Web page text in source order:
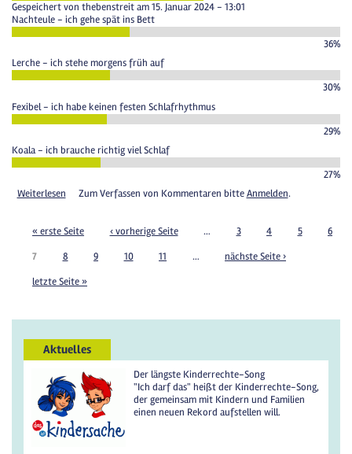
Gespeichert von thebenstreitam 15. Januar 2024 - 13:01
Nachteule - ich gehe spät ins Bett
36%
Lerche - ich stehe morgens früh auf
30%
Fexibel - ich habe keinen festen Schlafrhythmus
29%
Koala - ich brauche richtig viel Schlaf
27%
Weiterlesen
Zum Verfassen von Kommentaren bitteAnmelden.
« erste Seite ‹ vorherige Seite … 3 4 5 6
7 8 9 10 11 … nächste Seite ›
letzte Seite »
Aktuelles
Der längste Kinderrechte-Song
"Ich darf das" heißt der Kinderrechte-Song,
der gemeinsam mit Kindern und Familien
einen neuen Rekord aufstellen will.